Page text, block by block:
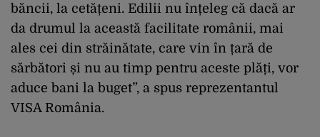
băncii, la cetățeni. Edilii nu înțeleg că dacă ar
da drumul la această facilitate românii, mai
ales cei din străinătate, care vin în țară de
sărbători și nu au timp pentru aceste plăți, vor
aduce bani la buget”, a spus reprezentantul
VISA România.